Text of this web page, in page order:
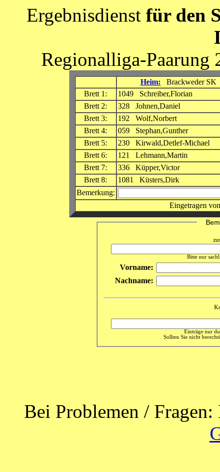
Ergebnisdienst für den
Regionalliga-Paarung
Heim:
Brackweder SK
Brett 1:
1049 Schreiber,Florian
Brett 2:
328 Johnen,Daniel
Brett 3:
192 Wolf,Norbert
Brett 4:
059 Stephan,Gunther
Brett 5:
230 Kirwald,Detlef-Michael
Brett 6:
121 Lehmann,Martin
Brett 7:
336 Küpper,Victor
Brett 8:
1081 Küsters,Dirk
Bemerkung:
Eingetragen
Bitte nur
Vorname:
Nachname:
Einträge nur
Sollten Sie nicht
Bei Problemen /